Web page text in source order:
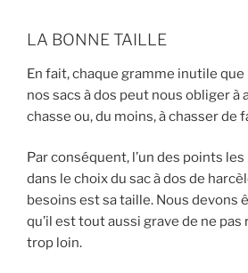
LA BONNE TAILLE
En fait, chaque gramme inutile
nos sacs à dos peut nous obliger à
chasse ou, du moins, à chasser de
Par conséquent, l’un des points
dans le choix du sac à dos de
besoins est sa taille. Nous devons
qu’il est tout aussi grave de ne pas
trop loin.